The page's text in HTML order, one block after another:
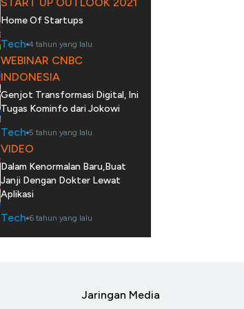
Home Of Startups
Tech 4 tahun yang lalu
WEBINAR CNBC
INDONESIA
Genjot Transformasi Digital, Ini
Tugas Kominfo dari Jokowi
Tech 5 tahun yang lalu
VIDEO
Dalam Kenormalan Baru,Buat
Janji Dengan Dokter Lewat
Aplikasi
Tech 6 tahun yang lalu
Jaringan Media